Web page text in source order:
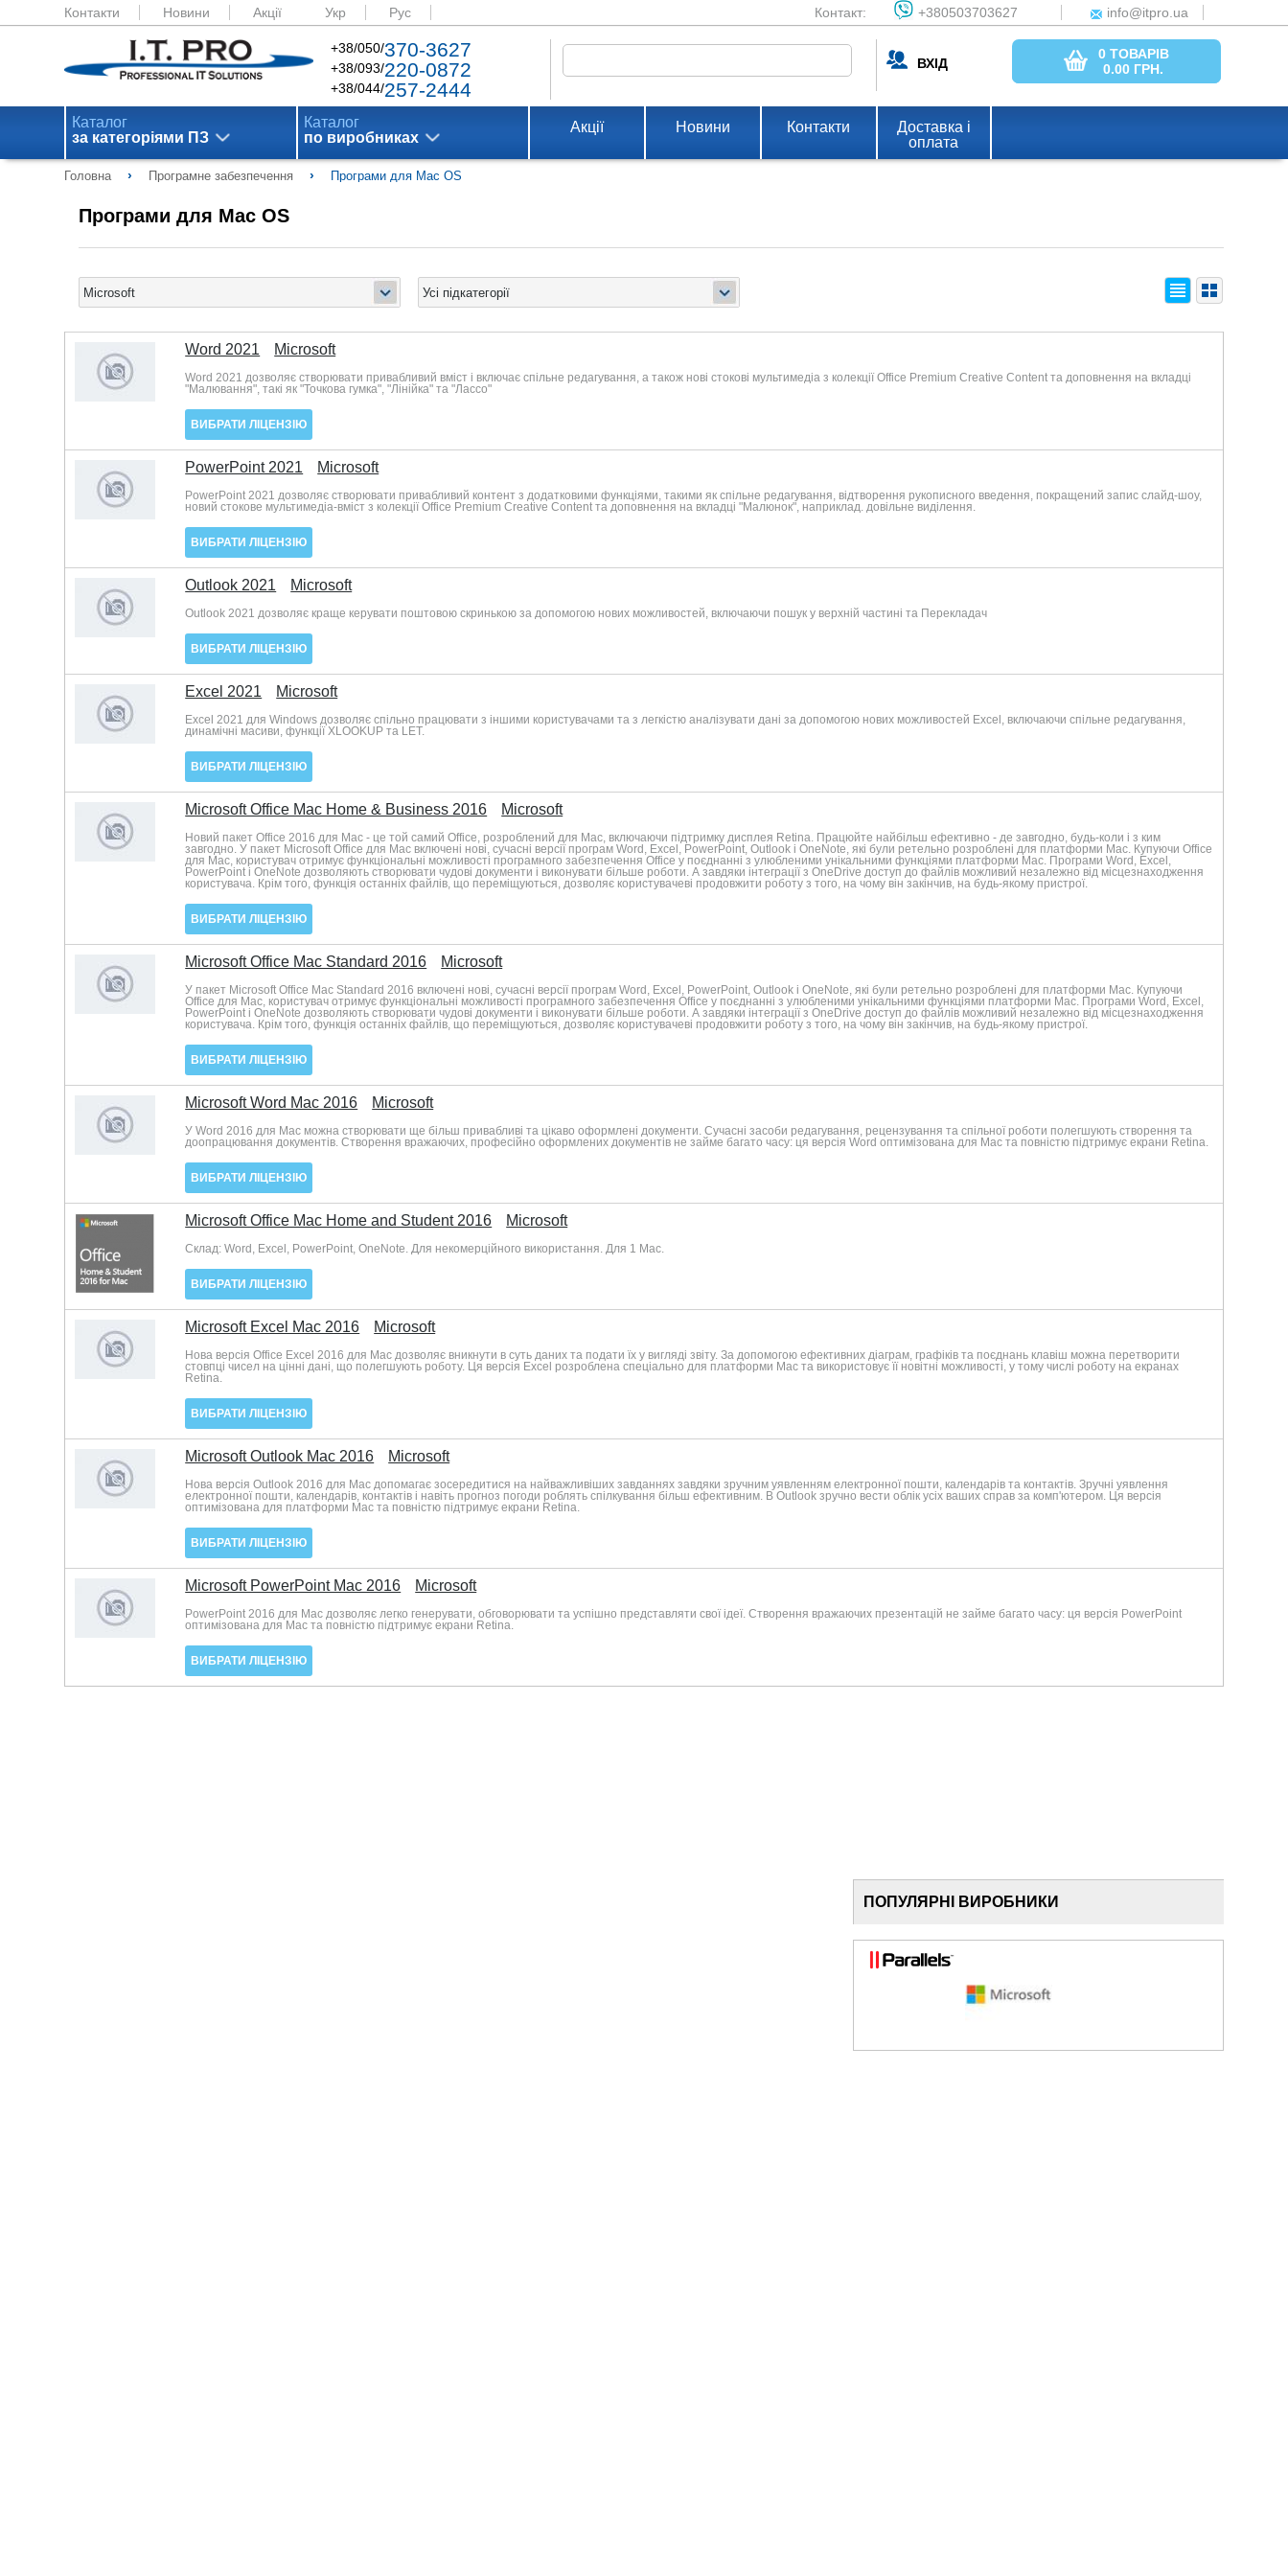
Контакти Новини Акції Укр Рус Контакт: +380503703627 info@itpro.ua
+38/050/370-3627
+38/093/220-0872
+38/044/257-2444
ВХІД
0 ТОВАРІВ
0.00 ГРН.
Каталог
за категоріями ПЗ
Каталог
по виробниках
Акції Новини Контакти
Доставка і
оплата
Головна › Програмне забезпечення › Програми для Mac OS
Програми для Mac OS
Word 2021 Microsoft
Word 2021 дозволяє створювати привабливий вміст і включає спільне редагування, а також нові стокові мультимедіа з колекції Office Premium Creative Content та доповнення на вкладці
"Малювання", такі як "Точкова гумка", "Лінійка" та "Лассо"
ВИБРАТИ ЛІЦЕНЗІЮ
PowerPoint 2021 Microsoft
PowerPoint 2021 дозволяє створювати привабливий контент з додатковими функціями, такими як спільне редагування, відтворення рукописного введення, покращений запис слайд-шоу,
новий стокове мультимедіа-вміст з колекції Office Premium Creative Content та доповнення на вкладці "Малюнок", наприклад. довільне виділення.
ВИБРАТИ ЛІЦЕНЗІЮ
Outlook 2021 Microsoft
Outlook 2021 дозволяє краще керувати поштовою скринькою за допомогою нових можливостей, включаючи пошук у верхній частині та Перекладач
ВИБРАТИ ЛІЦЕНЗІЮ
Excel 2021 Microsoft
Excel 2021 для Windows дозволяє спільно працювати з іншими користувачами та з легкістю аналізувати дані за допомогою нових можливостей Excel, включаючи спільне редагування,
динамічні масиви, функції XLOOKUP та LET.
ВИБРАТИ ЛІЦЕНЗІЮ
Microsoft Office Mac Home & Business 2016 Microsoft
Новий пакет Office 2016 для Mac - це той самий Office, розроблений для Mac, включаючи підтримку дисплея Retina. Працюйте найбільш ефективно - де завгодно, будь-коли і з ким
завгодно. У пакет Microsoft Office для Mac включені нові, сучасні версії програм Word, Excel, PowerPoint, Outlook і OneNote, які були ретельно розроблені для платформи Mac. Купуючи Office
для Mac, користувач отримує функціональні можливості програмного забезпечення Office у поєднанні з улюбленими унікальними функціями платформи Mac. Програми Word, Excel,
PowerPoint і OneNote дозволяють створювати чудові документи і виконувати більше роботи. А завдяки інтеграції з OneDrive доступ до файлів можливий незалежно від місцезнаходження
користувача. Крім того, функція останніх файлів, що переміщуються, дозволяє користувачеві продовжити роботу з того, на чому він закінчив, на будь-якому пристрої.
ВИБРАТИ ЛІЦЕНЗІЮ
Microsoft Office Mac Standard 2016 Microsoft
У пакет Microsoft Office Mac Standard 2016 включені нові, сучасні версії програм Word, Excel, PowerPoint, Outlook і OneNote, які були ретельно розроблені для платформи Mac. Купуючи
Office для Mac, користувач отримує функціональні можливості програмного забезпечення Office у поєднанні з улюбленими унікальними функціями платформи Mac. Програми Word, Excel,
PowerPoint і OneNote дозволяють створювати чудові документи і виконувати більше роботи. А завдяки інтеграції з OneDrive доступ до файлів можливий незалежно від місцезнаходження
користувача. Крім того, функція останніх файлів, що переміщуються, дозволяє користувачеві продовжити роботу з того, на чому він закінчив, на будь-якому пристрої.
ВИБРАТИ ЛІЦЕНЗІЮ
Microsoft Word Mac 2016 Microsoft
У Word 2016 для Mac можна створювати ще більш привабливі та цікаво оформлені документи. Сучасні засоби редагування, рецензування та спільної роботи полегшують створення та
доопрацювання документів. Створення вражаючих, професійно оформлених документів не займе багато часу: ця версія Word оптимізована для Mac та повністю підтримує екрани Retina.
ВИБРАТИ ЛІЦЕНЗІЮ
Microsoft Office Mac Home and Student 2016 Microsoft
Склад: Word, Excel, PowerPoint, OneNote. Для некомерційного використання. Для 1 Mac.
ВИБРАТИ ЛІЦЕНЗІЮ
Microsoft Excel Mac 2016 Microsoft
Нова версія Office Excel 2016 для Mac дозволяє вникнути в суть даних та подати їх у вигляді звіту. За допомогою ефективних діаграм, графіків та поєднань клавіш можна перетворити
стовпці чисел на цінні дані, що полегшують роботу. Ця версія Excel розроблена спеціально для платформи Mac та використовує її новітні можливості, у тому числі роботу на екранах
Retina.
ВИБРАТИ ЛІЦЕНЗІЮ
Microsoft Outlook Mac 2016 Microsoft
Нова версія Outlook 2016 для Mac допомагає зосередитися на найважливіших завданнях завдяки зручним уявленням електронної пошти, календарів та контактів. Зручні уявлення
електронної пошти, календарів, контактів і навіть прогноз погоди роблять спілкування більш ефективним. В Outlook зручно вести облік усіх ваших справ за комп'ютером. Ця версія
оптимізована для платформи Mac та повністю підтримує екрани Retina.
ВИБРАТИ ЛІЦЕНЗІЮ
Microsoft PowerPoint Mac 2016 Microsoft
PowerPoint 2016 для Mac дозволяє легко генерувати, обговорювати та успішно представляти свої ідеї. Створення вражаючих презентацій не займе багато часу: ця версія PowerPoint
оптимізована для Mac та повністю підтримує екрани Retina.
ВИБРАТИ ЛІЦЕНЗІЮ
ПОПУЛЯРНІ ВИРОБНИКИ